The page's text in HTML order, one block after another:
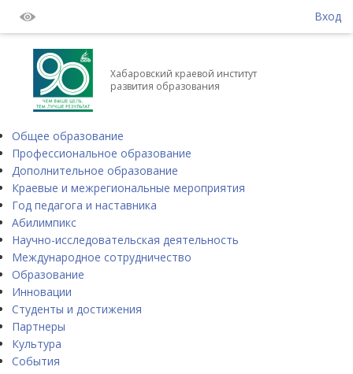
Вход
Хабаровский краевой институт
развития образования
Общее образование
Профессиональное образование
Дополнительное образование
Краевые и межрегиональные мероприятия
Год педагога и наставника
Абилимпикс
Научно-исследовательская деятельность
Международное сотрудничество
Образование
Инновации
Студенты и достижения
Партнеры
Культура
События